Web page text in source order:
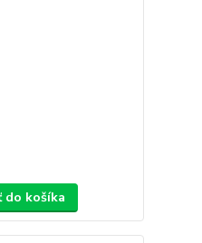
do košíka